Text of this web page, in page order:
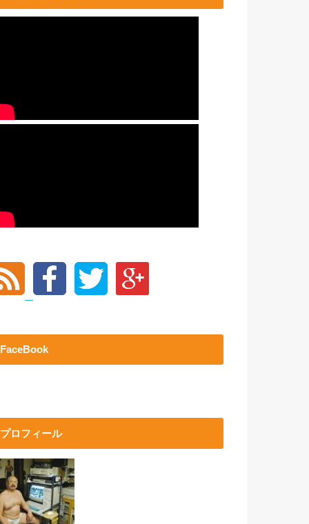
FaceBook
プロフィール